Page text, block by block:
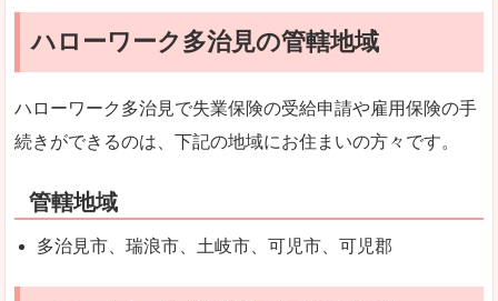
ハローワーク多治見の管轄地域
ハローワーク多治見で失業保険の受給申請や雇用保険の手
続きができるのは、下記の地域にお住まいの方々です。
管轄地域
多治見市、瑞浪市、土岐市、可児市、可児郡